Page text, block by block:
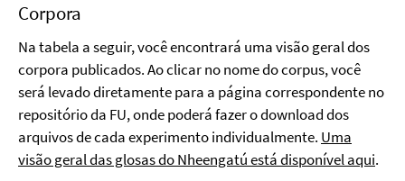
Corpora
Na tabela a seguir, você encontrará uma visão geral dos
corpora publicados. Ao clicar no nome do corpus, você
será levado diretamente para a página correspondente no
repositório da FU, onde poderá fazer o download dos
arquivos de cada experimento individualmente. Uma
visão geral das glosas do Nheengatú está disponível aqui.